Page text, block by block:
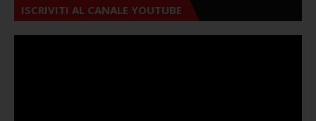
ISCRIVITI AL CANALE YOUTUBE